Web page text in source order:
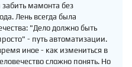
мамонта без
Лень всегда была
"Дело должно быть
- путь автоматизации.
иное - как измениться в
сложно понять. Но